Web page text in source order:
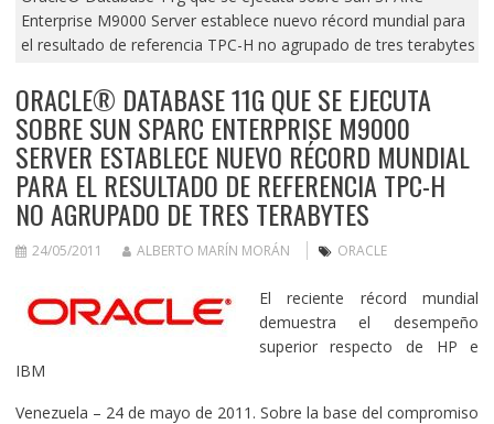
Enterprise M9000 Server establece nuevo récord mundial para
el resultado de referencia TPC-H no agrupado de tres terabytes
ORACLE® DATABASE 11G QUE SE EJECUTA
SOBRE SUN SPARC ENTERPRISE M9000
SERVER ESTABLECE NUEVO RÉCORD MUNDIAL
PARA EL RESULTADO DE REFERENCIA TPC-H
NO AGRUPADO DE TRES TERABYTES
24/05/2011 ALBERTO MARÍN MORÁN ORACLE
El reciente récord mundial
demuestra el desempeño
superior respecto de HP e
IBM
Venezuela – 24 de mayo de 2011. Sobre la base del compromiso